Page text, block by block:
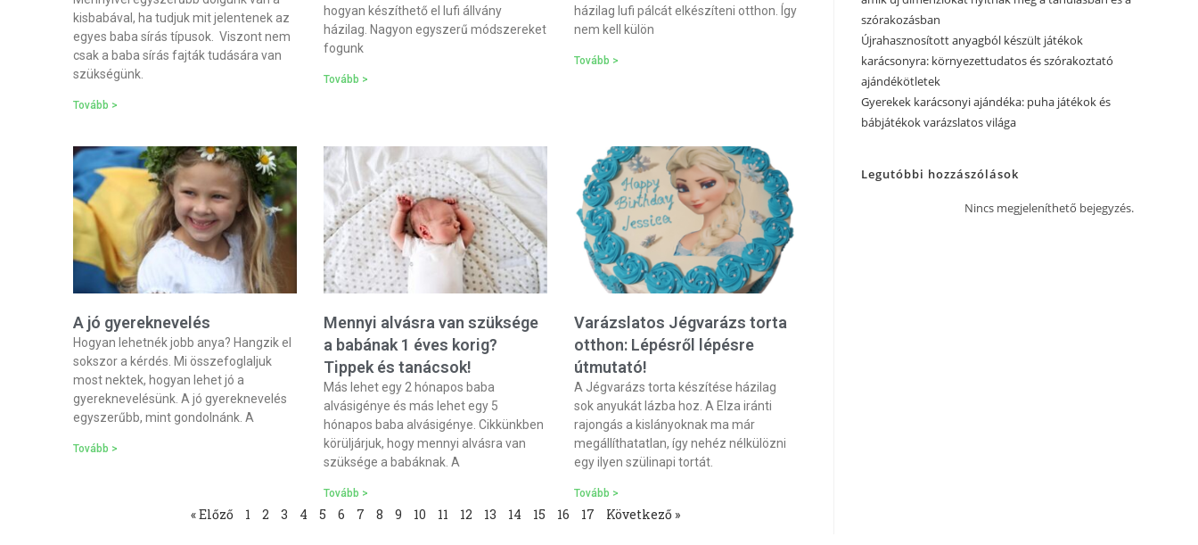
kisbabával, ha tudjuk mit jelentenek az
egyes baba sírás típusok. Viszont nem
csak a baba sírás fajták tudására van
szükségünk.
Tovább >
hogyan készíthető el lufi állvány
házilag. Nagyon egyszerű módszereket
fogunk
Tovább >
házilag lufi pálcát elkészíteni otthon. Így
nem kell külön
Tovább >
A jó gyereknevelés
Hogyan lehetnék jobb anya? Hangzik el
sokszor a kérdés. Mi összefoglaljuk
most nektek, hogyan lehet jó a
gyereknevelésünk. A jó gyereknevelés
egyszerűbb, mint gondolnánk. A
Tovább >
Mennyi alvásra van szüksége
a babának 1 éves korig?
Tippek és tanácsok!
Más lehet egy 2 hónapos baba
alvásigénye és más lehet egy 5
hónapos baba alvásigénye. Cikkünkben
körüljárjuk, hogy mennyi alvásra van
szüksége a babáknak. A
Tovább >
Varázslatos Jégvarázs torta
otthon: Lépésről lépésre
útmutató!
A Jégvarázs torta készítése házilag
sok anyukát lázba hoz. A Elza iránti
rajongás a kislányoknak ma már
megállíthatatlan, így nehéz nélkülözni
egy ilyen szülinapi tortát.
Tovább >
« Előző 1 2 3 4 5 6 7 8 9 10 11 12 13 14 15 16 17 Következő »
szórakozásban
Újrahasznosított anyagból készült játékok
karácsonyra: környezettudatos és szórakoztató
ajándékötletek
Gyerekek karácsonyi ajándéka: puha játékok és
bábjátékok varázslatos világa
Legutóbbi hozzászólások
Nincs megjeleníthető bejegyzés.